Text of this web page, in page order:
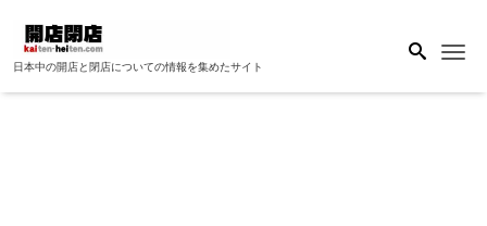
日本中の開店と閉店についての情報を集めたサイト